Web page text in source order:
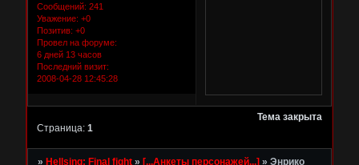
Сообщений: 241
Уважение: +0
Позитив: +0
Провел на форуме:
6 дней 13 часов
Последний визит:
2008-04-28 12:45:28
Тема закрыта
Страница: 1
» Hellsing: Final fight » [...Анкеты персонажей...] » Энрико